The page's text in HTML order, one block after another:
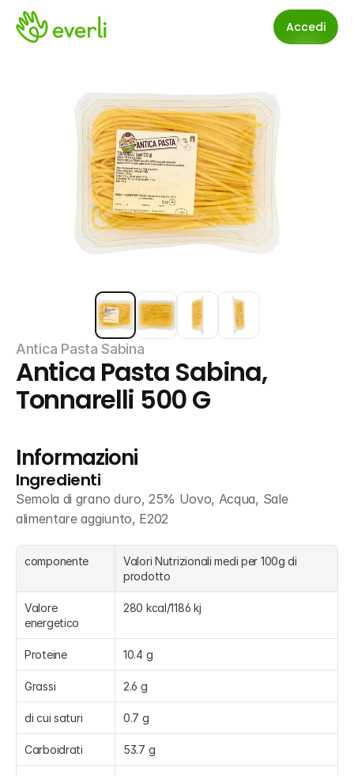
Accedi
Antica Pasta Sabina
Antica Pasta Sabina,
Tonnarelli 500 G
Informazioni
Ingredienti
Semola di grano duro, 25% Uovo, Acqua, Sale
alimentare aggiunto, E202
componente
Valori Nutrizionali medi per 100g di
prodotto
Valore
energetico
280 kcal/1186 kj
Proteine 10.4 g
Grassi 2.6 g
di cui saturi 0.7 g
Carboidrati 53.7 g